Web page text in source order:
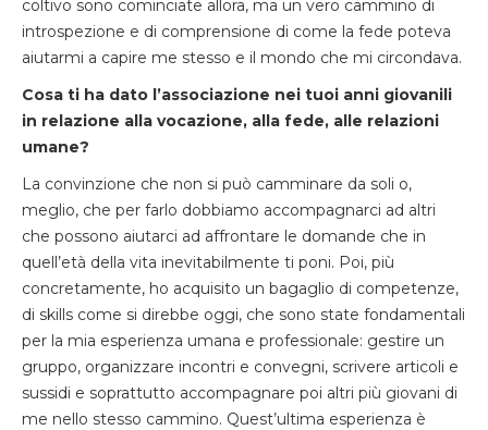
coltivo sono cominciate allora, ma un vero cammino di
introspezione e di comprensione di come la fede poteva
aiutarmi a capire me stesso e il mondo che mi circondava.
Cosa ti ha dato l’associazione nei tuoi anni giovanili
in relazione alla vocazione, alla fede, alle relazioni
umane?
La convinzione che non si può camminare da soli o,
meglio, che per farlo dobbiamo accompagnarci ad altri
che possono aiutarci ad affrontare le domande che in
quell’età della vita inevitabilmente ti poni. Poi, più
concretamente, ho acquisito un bagaglio di competenze,
di skills come si direbbe oggi, che sono state fondamentali
per la mia esperienza umana e professionale: gestire un
gruppo, organizzare incontri e convegni, scrivere articoli e
sussidi e soprattutto accompagnare poi altri più giovani di
me nello stesso cammino. Quest’ultima esperienza è